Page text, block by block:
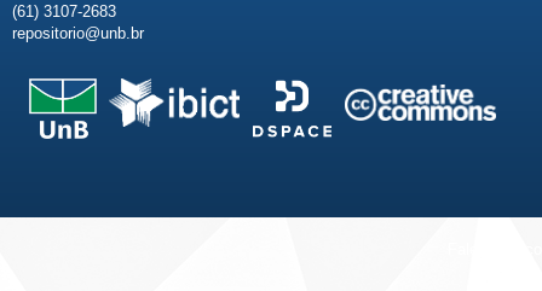
(61) 3107-2683
repositorio@unb.br